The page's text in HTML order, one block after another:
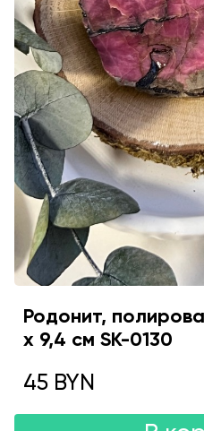
Родонит,
х 9,4 см SK-0130
45 BYN